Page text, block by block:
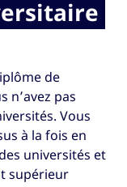
de
n’avez pas
Vous
à la fois en
universités et
supérieur